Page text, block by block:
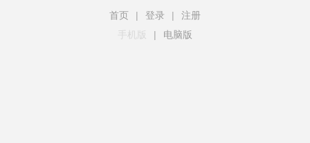
首页 | 登录 |
注册
手机版
| 电脑版